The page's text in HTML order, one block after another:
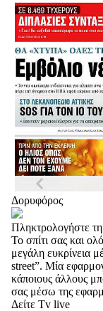
Δορυφόρος
Πληκτρολογήστε τη
Το σπίτι σας και
μεγάλη ευκρίνεια
street”. Μία
κάποιους άλλους
σας μέσω της
Δείτε Tv live